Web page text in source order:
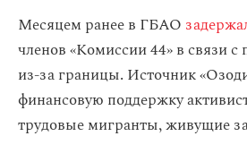
Месяцем ранее в ГБАО
членов «Комиссии 44» в связи с
из-за границы. Источник
финансовую поддержку
трудовые мигранты, живущие